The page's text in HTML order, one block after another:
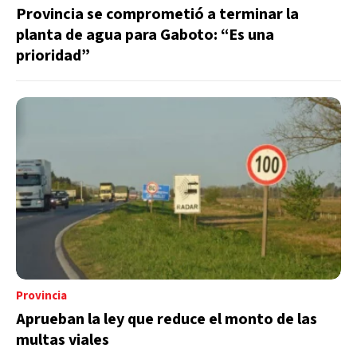
Provincia se comprometió a terminar la
planta de agua para Gaboto: “Es una
prioridad”
Provincia
Aprueban la ley que reduce el monto de las
multas viales